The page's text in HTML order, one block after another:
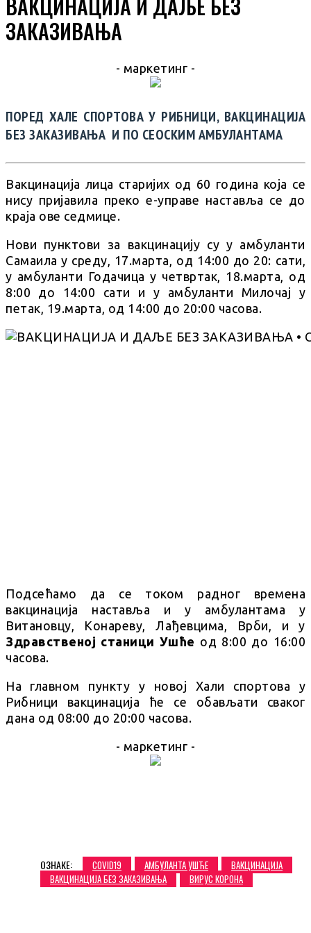
ЗАКАЗИВАЊА
- маркетинг -
ПОРЕД ХАЛЕ СПОРТОВА У РИБНИЦИ, ВАКЦИНАЦИЈА
БЕЗ ЗАКАЗИВАЊА И ПО СЕОСКИМ АМБУЛАНТАМА
Вакцинација лица старијих од 60 година која се
нису пријавила преко е-управе наставља се до
краја ове седмице.
Нови пунктови за вакцинацију су у амбуланти
Самаила у среду, 17.марта, од 14:00 до 20: сати,
у амбуланти Годачица у четвртак, 18.марта, од
8:00 до 14:00 сати и у амбуланти Милочај у
петак, 19.марта, од 14:00 до 20:00 часова.
Подсећамо да се током радног времена
вакцинација наставља и у амбулантама у
Витановцу, Конареву, Лађевцима, Врби, и у
Здравственој станици Ушће од 8:00 до 16:00
часова.
На главном пункту у новој Хали спортова у
Рибници вакцинација ће се обављати сваког
дана од 08:00 до 20:00 часова.
- маркетинг -
ОЗНАКЕ: COVID19 АМБУЛАНТА УШЋЕ
ВАКЦИНАЦИЈА
ВАКЦИНАЦИЈА БЕЗ ЗАКАЗИВАЊА
ВИРУС КОРОНА